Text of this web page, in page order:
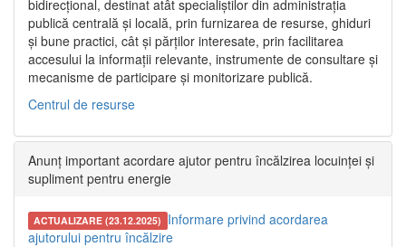
bidirecțional, destinat atât specialiștilor din administrația
publică centrală și locală, prin furnizarea de resurse, ghiduri
și bune practici, cât și părților interesate, prin facilitarea
accesului la informații relevante, instrumente de consultare și
mecanisme de participare și monitorizare publică.
Centrul de resurse
Anunț important acordare ajutor pentru încălzirea locuinței și
supliment pentru energie
ACTUALIZARE (23.12.2025) Informare privind acordarea
ajutorului pentru încălzire